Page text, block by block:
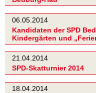
06.05.2014
Kandidaten der SPD
Kindergärten und
21.04.2014
SPD-Skatturnier 2014
18.04.2014